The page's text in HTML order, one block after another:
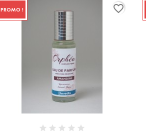
PROMO ! favorite_border